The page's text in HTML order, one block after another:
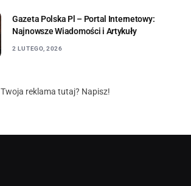
Gazeta Polska Pl – Portal Internetowy:
Najnowsze Wiadomości i Artykuły
2 LUTEGO, 2026
Twoja reklama tutaj? Napisz!